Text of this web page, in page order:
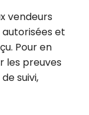
vendeurs
et
Pour en
les preuves
suivi,